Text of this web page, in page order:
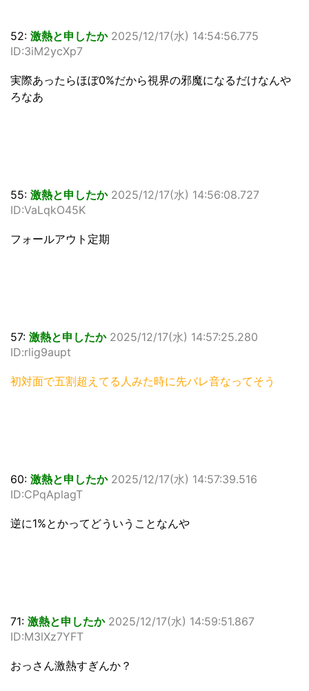
52: 激熱と申したか 2025/12/17(水) 14:54:56.775
ID:3iM2ycXp7
実際あったらほぼ0%だから視界の邪魔になるだけなんや
ろなあ
55: 激熱と申したか 2025/12/17(水) 14:56:08.727
ID:VaLqkO45K
フォールアウト定期
57: 激熱と申したか 2025/12/17(水) 14:57:25.280
ID:rlig9aupt
初対面で五割超えてる人みた時に先バレ音なってそう
60: 激熱と申したか 2025/12/17(水) 14:57:39.516
ID:CPqAplagT
逆に1%とかってどういうことなんや
71: 激熱と申したか 2025/12/17(水) 14:59:51.867
ID:M3lXz7YFT
おっさん激熱すぎんか？